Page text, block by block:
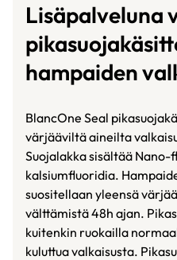
Lisäpalveluna
hampaiden
BlancOne Seal
värjääviltä aineilta
Suojalakka sisältää
kalsiumfluoridia.
suositellaan yleensä
välttämistä 48h ajan.
kuitenkin ruokailla
kuluttua valkaisusta.